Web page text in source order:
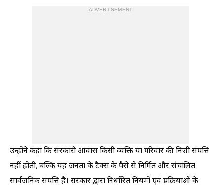
ADVERTISEMENT
‎उन्होंने कहा कि सरकारी आवास किसी व्यक्ति या परिवार की निजी संपत्ति
नहीं होती, बल्कि यह जनता के टैक्स के पैसे से निर्मित और संचालित
सार्वजनिक संपत्ति है। सरकार द्वारा निर्धारित नियमों एवं प्रक्रियाओं के